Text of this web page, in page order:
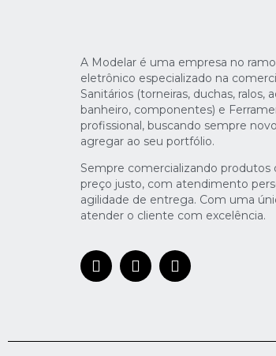
A Modelar é uma empresa no
eletrônico especializado na
Sanitários (torneiras, duchas, ralos,
banheiro, componentes) e
profissional, buscando sempre
agregar ao seu portfólio.
Sempre comercializando produtos
preço justo, com atendimento
agilidade de entrega. Com uma
atender o cliente com excelência.